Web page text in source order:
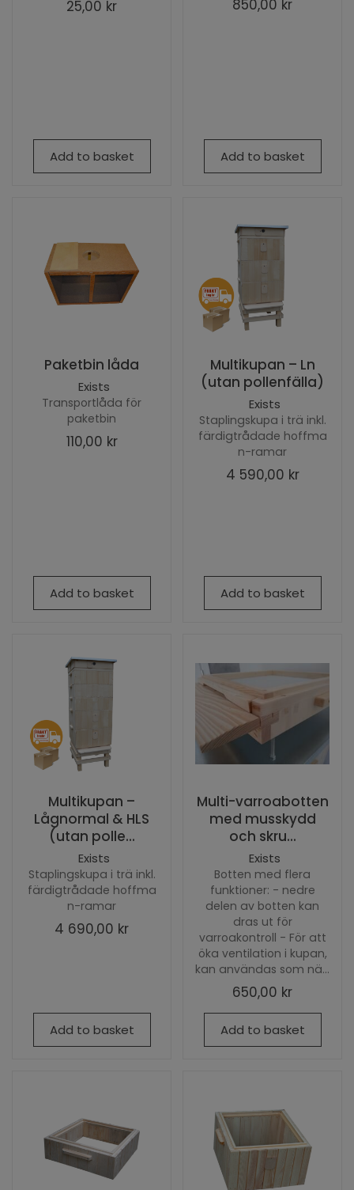
25,00 kr
Add to basket
850,00 kr
Add to basket
Paketbin låda
Exists
Transportlåda för
paketbin
110,00 kr
Add to basket
Multikupan – Ln
(utan pollenfälla)
Exists
Staplingskupa i trä inkl.
färdigtrådade hoffma
n-ramar
4 590,00 kr
Add to basket
Multikupan –
Lågnormal & HLS
(utan polle...
Exists
Staplingskupa i trä inkl.
färdigtrådade hoffma
n-ramar
4 690,00 kr
Add to basket
Multi-varroabotten
med musskydd
och skru...
Exists
Botten med flera
funktioner: - nedre
delen av botten kan
dras ut för
varroakontroll - För att
öka ventilation i kupan,
kan användas som nä...
650,00 kr
Add to basket